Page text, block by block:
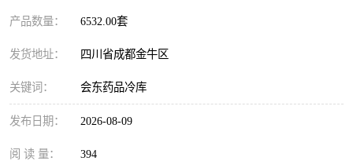
产品数量： 6532.00套
发货地址： 四川省成都金牛区
关键词： 会东药品冷库
发布日期： 2026-08-09
阅 读 量： 394